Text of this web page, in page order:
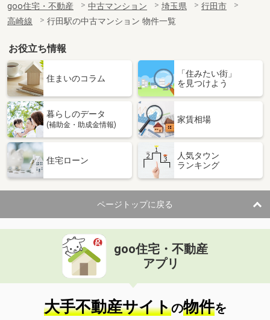
goo住宅・不動産 中古マンション 埼玉県
行田市
高崎線
行田駅の中古マンション 物件一覧
お役立ち情報
住まいのコラム
「住みたい街」
を見つけよう
暮らしのデータ
(補助金・助成金情報)
家賃相場
住宅ローン
人気タウン
ランキング
ページトップに戻る
goo住宅・不動産
アプリ
大手不動産サイトの物件を